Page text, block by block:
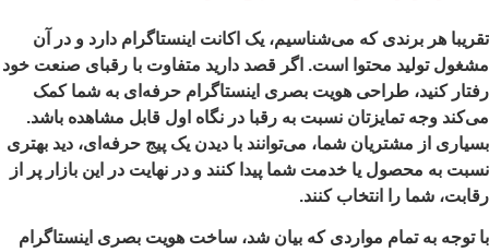
هر برندی که می‌شناسیم، یک اکانت اینستاگرام دارد و در آن
تولید محتوا است. اگر قصد دارید متفاوت با رقبای صنعت خود
کنید، طراحی هویت بصری اینستاگرام حرفه‌ای به شما کمک
وجه تمایزتان نسبت به رقبا در نگاه اول قابل مشاهده باشد.
از مشتریان شما، می‌توانند با دیدن یک پیج حرفه‌ای، دید بهتری
به محصول یا خدمت شما پیدا کنند و در نهایت در این بازار پر از
شما را انتخاب کنند.
توجه به تمام مواردی که بیان شد، ساخت هویت بصری اینستاگرام